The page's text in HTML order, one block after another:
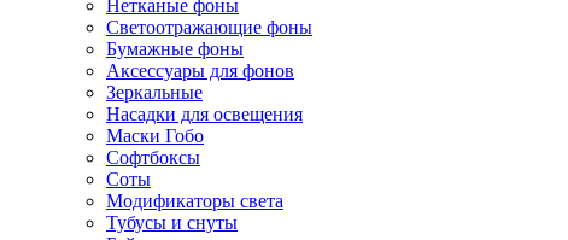
Нетканые фоны
Светоотражающие фоны
Бумажные фоны
Аксессуары для фонов
Зеркальные
Насадки для освещения
Маски Гобо
Софтбоксы
Соты
Модификаторы света
Тубусы и снуты